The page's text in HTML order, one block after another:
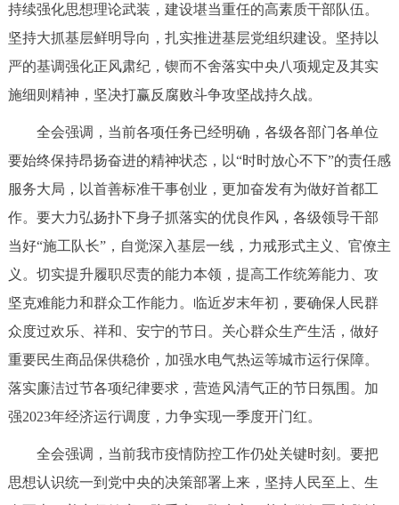
持续强化思想理论武装，建设堪当重任的高素质干部队伍。
坚持大抓基层鲜明导向，扎实推进基层党组织建设。坚持以
严的基调强化正风肃纪，锲而不舍落实中央八项规定及其实
施细则精神，坚决打赢反腐败斗争攻坚战持久战。
全会强调，当前各项任务已经明确，各级各部门各单位
要始终保持昂扬奋进的精神状态，以“时时放心不下”的责任感
服务大局，以首善标准干事创业，更加奋发有为做好首都工
作。要大力弘扬扑下身子抓落实的优良作风，各级领导干部
当好“施工队长”，自觉深入基层一线，力戒形式主义、官僚主
义。切实提升履职尽责的能力本领，提高工作统筹能力、攻
坚克难能力和群众工作能力。临近岁末年初，要确保人民群
众度过欢乐、祥和、安宁的节日。关心群众生产生活，做好
重要民生商品保供稳价，加强水电气热运等城市运行保障。
落实廉洁过节各项纪律要求，营造风清气正的节日氛围。加
强2023年经济运行调度，力争实现一季度开门红。
全会强调，当前我市疫情防控工作仍处关键时刻。要把
思想认识统一到党中央的决策部署上来，坚持人民至上、生